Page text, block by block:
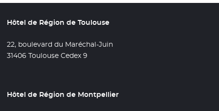
Hôtel de Région de Toulouse
22, boulevard du Maréchal-Juin
31406 Toulouse Cedex 9
Hôtel de Région de Montpellier